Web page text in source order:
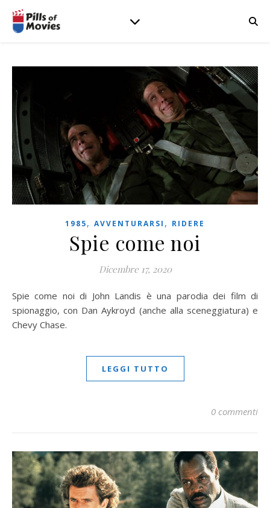
1985, AVVENTURARSI , RIDERE
Spie come noi
Dicembre 17, 2020
Spie come noi di John Landis è una parodia dei film di
spionaggio, con Dan Aykroyd (anche alla sceneggiatura) e
Chevy Chase.
LEGGI TUTTO
0 commenti